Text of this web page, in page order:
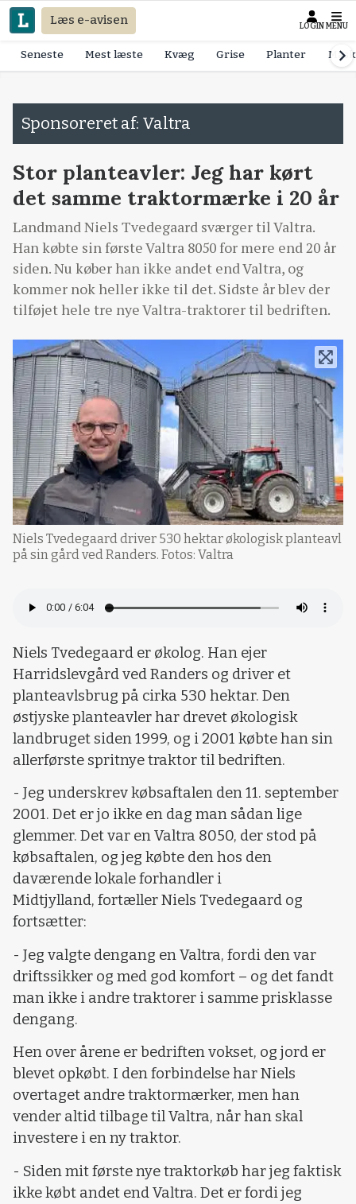
Læs e-avisen LOGIN MENU
Seneste Mest læste Kvæg Grise Planter
Sponsoreret af: Valtra
Stor planteavler: Jeg har kørt
det samme traktormærke i 20 år
Landmand Niels Tvedegaard sværger til Valtra.
Han købte sin første Valtra 8050 for mere end 20 år
siden. Nu køber han ikke andet end Valtra, og
kommer nok heller ikke til det. Sidste år blev der
tilføjet hele tre nye Valtra-traktorer til bedriften.
Niels Tvedegaard driver 530 hektar økologisk planteavl
på sin gård ved Randers. Fotos: Valtra
Niels Tvedegaard er økolog. Han ejer
Harridslevgård ved Randers og driver et
planteavlsbrug på cirka 530 hektar. Den
østjyske planteavler har drevet økologisk
landbruget siden 1999, og i 2001 købte han sin
allerførste spritnye traktor til bedriften.
- Jeg underskrev købsaftalen den 11. september
2001. Det er jo ikke en dag man sådan lige
glemmer. Det var en Valtra 8050, der stod på
købsaftalen, og jeg købte den hos den
daværende lokale forhandler i
Midtjylland, fortæller Niels Tvedegaard og
fortsætter:
- Jeg valgte dengang en Valtra, fordi den var
driftssikker og med god komfort – og det fandt
man ikke i andre traktorer i samme prisklasse
dengang.
Hen over årene er bedriften vokset, og jord er
blevet opkøbt. I den forbindelse har Niels
overtaget andre traktormærker, men han
vender altid tilbage til Valtra, når han skal
investere i en ny traktor.
- Siden mit første nye traktorkøb har jeg faktisk
ikke købt andet end Valtra. Det er fordi jeg